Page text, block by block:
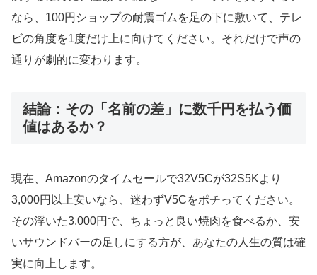
なら、100円ショップの耐震ゴムを足の下に敷いて、テレ
ビの角度を1度だけ上に向けてください。それだけで声の
通りが劇的に変わります。
結論：その「名前の差」に数千円を払う価
値はあるか？
現在、Amazonのタイムセールで32V5Cが32S5Kより
3,000円以上安いなら、迷わずV5Cをポチってください。
その浮いた3,000円で、ちょっと良い焼肉を食べるか、安
いサウンドバーの足しにする方が、あなたの人生の質は確
実に向上します。